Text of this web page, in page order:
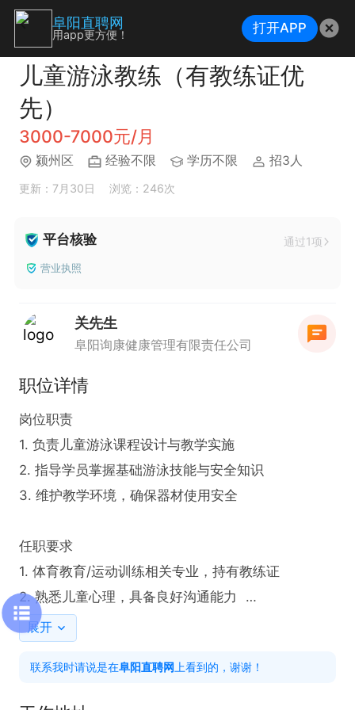
儿童游泳教练（有教练证优
先）
3000-7000元/月
颍州区 经验不限 学历不限 招3人
更新：7月30日 浏览：246次
平台核验 通过1项
营业执照
关先生
阜阳询康健康管理有限责任公司
职位详情
岗位职责
1. 负责儿童游泳课程设计与教学实施
2. 指导学员掌握基础游泳技能与安全知识
3. 维护教学环境，确保器材使用安全
任职要求
1. 体育教育/运动训练相关专业，持有教练证
2. 熟悉儿童心理，具备良好沟通能力
3. 有儿童教学经验者优先
工作时间
展开
联系我时请说是在阜阳直聘网 上看到的，谢谢！
阜阳直聘网
用app更方便！ 打开APP